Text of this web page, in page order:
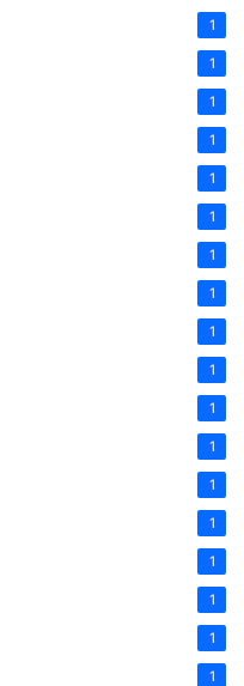
1
1
1
1
1
1
1
1
1
1
1
1
1
1
1
1
1
1